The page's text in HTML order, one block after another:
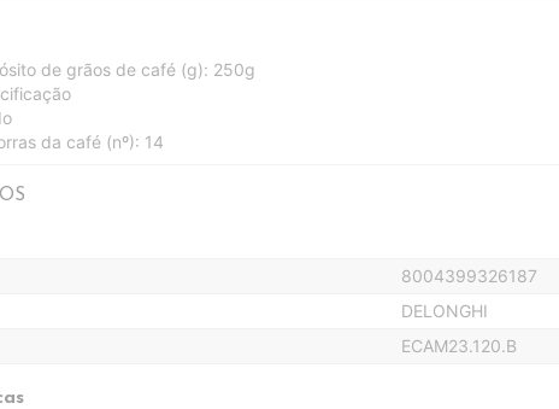
de grãos de café (g): 250g
da café (nº): 14
8004399326187
DELONGHI
ECAM23.120.B